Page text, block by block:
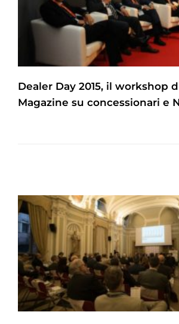
Dealer Day 2015, il workshop
Magazine su concessionari e